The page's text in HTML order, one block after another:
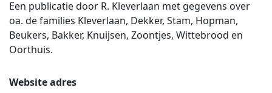
Een publicatie door R. Kleverlaan met gegevens over
oa. de families Kleverlaan, Dekker, Stam, Hopman,
Beukers, Bakker, Knuijsen, Zoontjes, Wittebrood en
Oorthuis.
Website adres